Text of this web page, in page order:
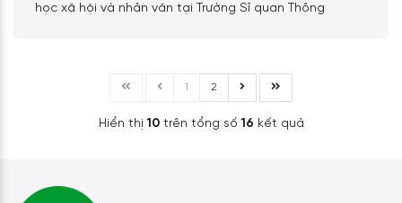
học xã hội và nhân văn tại Trường Sĩ quan Thông
Hiển thị10trên tổng số16 kết quả
1 2